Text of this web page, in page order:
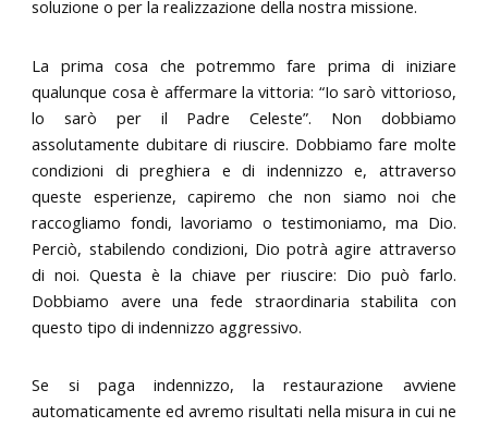
soluzione o per la realizzazione della nostra missione.
La prima cosa che potremmo fare prima di iniziare
qualunque cosa è affermare la vittoria: “Io sarò vittorioso,
lo sarò per il Padre Celeste”. Non dobbiamo
assolutamente dubitare di riuscire. Dobbiamo fare molte
condizioni di preghiera e di indennizzo e, attraverso
queste esperienze, capiremo che non siamo noi che
raccogliamo fondi, lavoriamo o testimoniamo, ma Dio.
Perciò, stabilendo condizioni, Dio potrà agire attraverso
di noi. Questa è la chiave per riuscire: Dio può farlo.
Dobbiamo avere una fede straordinaria stabilita con
questo tipo di indennizzo aggressivo.
Se si paga indennizzo, la restaurazione avviene
automaticamente ed avremo risultati nella misura in cui ne